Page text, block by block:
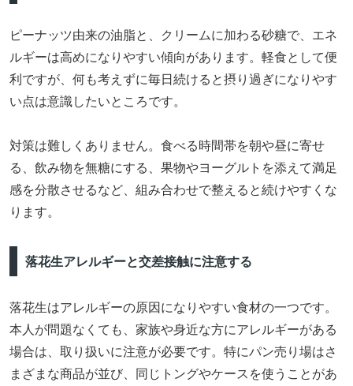
ピーナッツ由来の油脂と、クリームに加わる砂糖で、エネ
ルギーは高めになりやすい傾向があります。軽食として便
利ですが、何も考えずに毎日続けると摂り過ぎになりやす
い点は意識したいところです。
対策は難しくありません。食べる時間帯を朝や昼に寄せ
る、飲み物を無糖にする、果物やヨーグルトを添えて満足
感を分散させるなど、組み合わせで整えると続けやすくな
ります。
落花生アレルギーと交差接触に注意する
落花生はアレルギーの原因になりやすい食材の一つです。
本人が問題なくても、家族や身近な方にアレルギーがある
場合は、取り扱いに注意が必要です。特にパン売り場はさ
まざまな商品が並び、同じトングやケースを使うことがあ